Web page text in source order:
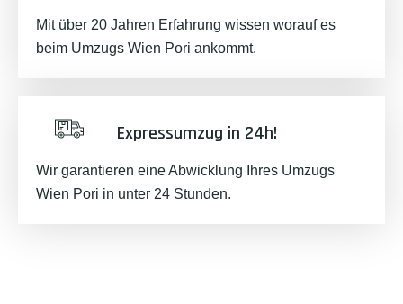
Mit über 20 Jahren Erfahrung wissen worauf es
beim Umzugs Wien Pori ankommt.
Expressumzug in 24h!
Wir garantieren eine Abwicklung Ihres Umzugs
Wien Pori in unter 24 Stunden.